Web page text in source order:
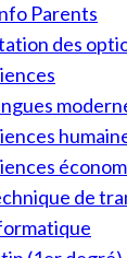
Parents
des
de